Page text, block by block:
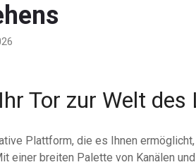
Tor zur Welt des
Plattform, die es Ihnen
einer breiten Palette von Kanälen